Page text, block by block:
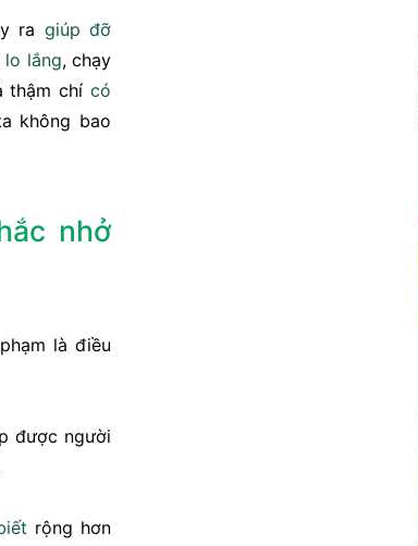
ra giúp đỡ
lo lắng, chạy
thậm chí có
không bao
nhở
là điều
được người
rộng hơn